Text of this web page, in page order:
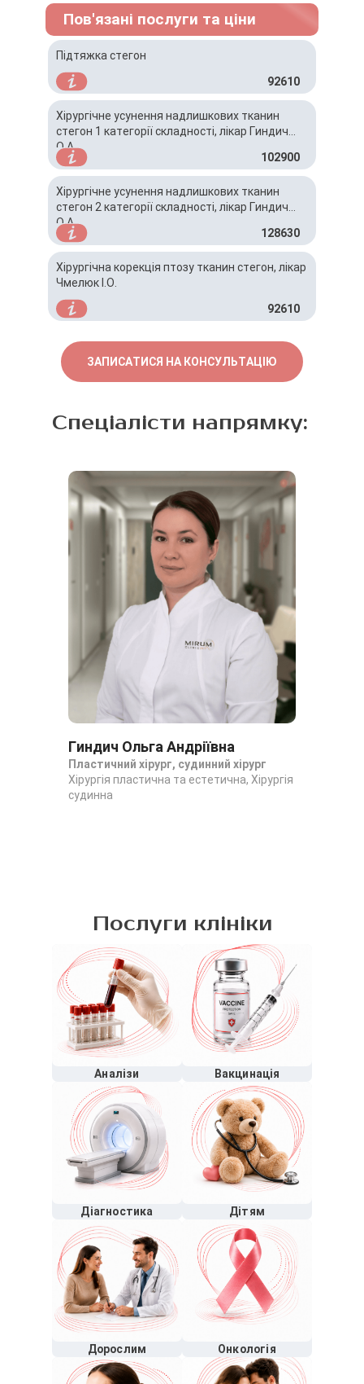
Пов'язані послуги та ціни
Підтяжка стегон
92610
Хірургічне усунення надлишкових тканин
стегон 1 категорії складності, лікар Гиндич
О.А.
102900
Хірургічне усунення надлишкових тканин
стегон 2 категорії складності, лікар Гиндич
О.А.
128630
Хірургічна корекція птозу тканин стегон, лікар
Чмелюк І.О.
92610
ЗАПИСАТИСЯ НА КОНСУЛЬТАЦІЮ
Спеціалісти напрямку:
Гиндич Ольга Андріївна
Пластичний хірург, судинний хірург
Хірургія пластична та естетична, Хірургія
судинна
Послуги клініки
Аналізи Вакцинація
Діагностика Дітям
Дорослим Онкологія